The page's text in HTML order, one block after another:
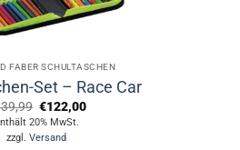
FABER SCHULTASCHEN
Set – Race Car
Ursprünglicher
Preis
war:
€139,99
€122,00Aktueller
20% MwSt.
zzgl. Versand